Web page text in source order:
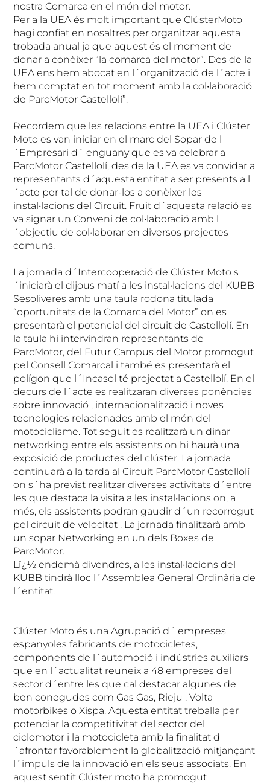
nostra Comarca en el món del motor.
Per a la UEA és molt important que ClústerMoto
hagi confiat en nosaltres per organitzar aquesta
trobada anual ja que aquest és el moment de
donar a conèixer “la comarca del motor”. Des de la
UEA ens hem abocat en l´organització de l´acte i
hem comptat en tot moment amb la col•laboració
de ParcMotor Castellolí”.
Recordem que les relacions entre la UEA i Clúster
Moto es van iniciar en el marc del Sopar de l
´Empresari d´ enguany que es va celebrar a
ParcMotor Castellolí, des de la UEA es va convidar a
representants d´aquesta entitat a ser presents a l
´acte per tal de donar-los a conèixer les
instal•lacions del Circuit. Fruit d´aquesta relació es
va signar un Conveni de col•laboració amb l
´objectiu de col•laborar en diversos projectes
comuns.
La jornada d´Intercooperació de Clúster Moto s
´iniciarà el dijous matí a les instal•lacions del KUBB
Sesoliveres amb una taula rodona titulada
“oportunitats de la Comarca del Motor” on es
presentarà el potencial del circuit de Castellolí. En
la taula hi intervindran representants de
ParcMotor, del Futur Campus del Motor promogut
pel Consell Comarcal i també es presentarà el
polígon que l´Incasol té projectat a Castellolí. En el
decurs de l´acte es realitzaran diverses ponències
sobre innovació , internacionalització i noves
tecnologies relacionades amb el món del
motociclisme. Tot seguit es realitzarà un dinar
networking entre els assistents on hi haurà una
exposició de productes del clúster. La jornada
continuarà a la tarda al Circuit ParcMotor Castellolí
on s´ha previst realitzar diverses activitats d´entre
les que destaca la visita a les instal•lacions on, a
més, els assistents podran gaudir d´un recorregut
pel circuit de velocitat . La jornada finalitzarà amb
un sopar Networking en un dels Boxes de
ParcMotor.
Lï¿½ endemà divendres, a les instal•lacions del
KUBB tindrà lloc l´Assemblea General Ordinària de
l´entitat.
Clúster Moto és una Agrupació d´ empreses
espanyoles fabricants de motocicletes,
components de l´automoció i indústries auxiliars
que en l´actualitat reuneix a 48 empreses del
sector d´entre les que cal destacar algunes de
ben conegudes com Gas Gas, Rieju , Volta
motorbikes o Xispa. Aquesta entitat treballa per
potenciar la competitivitat del sector del
ciclomotor i la motocicleta amb la finalitat d
´afrontar favorablement la globalització mitjançant
l´impuls de la innovació en els seus associats. En
aquest sentit Clúster moto ha promogut